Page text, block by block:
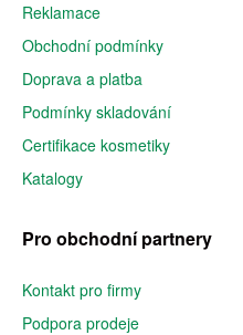
Reklamace
Obchodní podmínky
Doprava a platba
Podmínky skladování
Certifikace kosmetiky
Katalogy
Pro obchodní partnery
Kontakt pro firmy
Podpora prodeje